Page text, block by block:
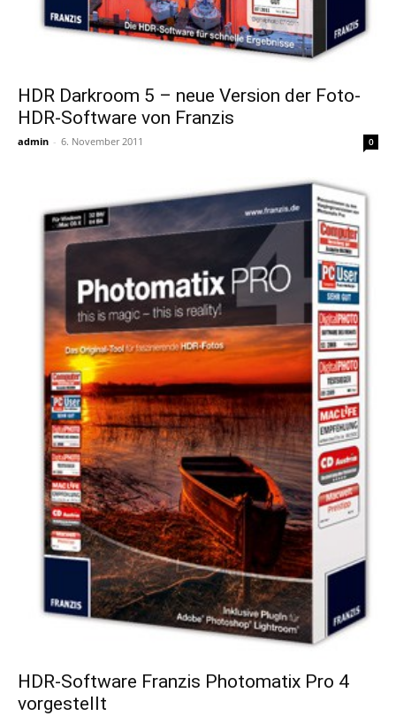
HDR Darkroom 5 – neue Version der Foto-
HDR-Software von Franzis
admin - 6. November 2011 0
HDR-Software Franzis Photomatix Pro 4
vorgestellt